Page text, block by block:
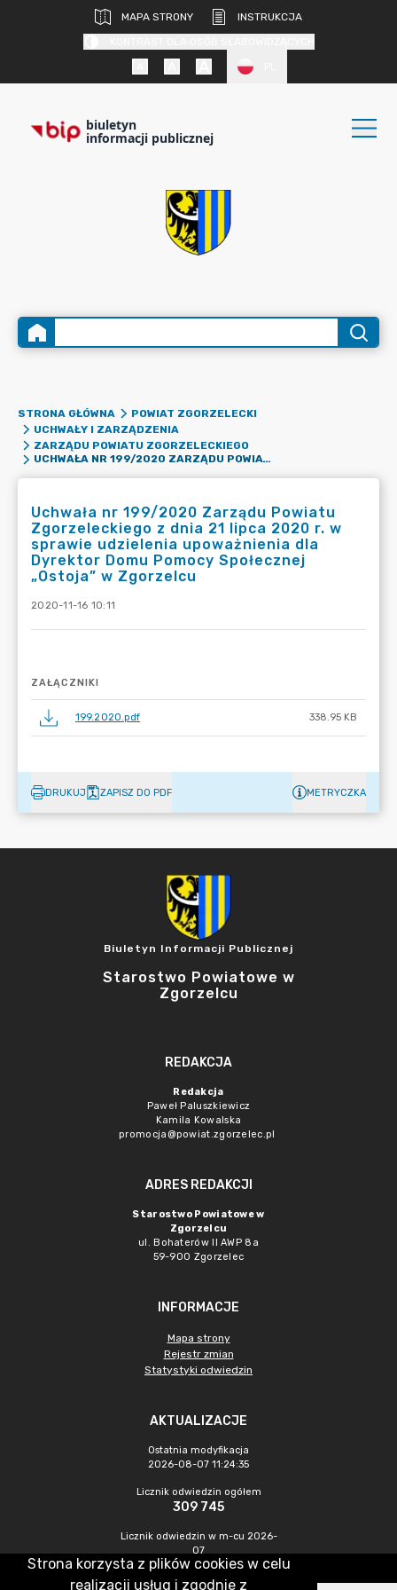
MAPA STRONY
INSTRUKCJA
biuletyn
informacji publicznej
STRONA GŁÓWNA
POWIAT ZGORZELECKI
UCHWAŁY I ZARZĄDZENIA
ZARZĄDU POWIATU ZGORZELECKIEGO
UCHWAŁA NR 199/2020 ZARZĄDU POWIATU ZGORZELECKIEGO Z DNIA 21 LIPCA 2020 R. W SPRAWIE UDZIELENIA UPOWAŻNIENIA DLA DYREKTOR DOMU POMOCY SPOŁECZNEJ „OSTOJA” W ZGORZELCU
Uchwała nr 199/2020 Zarządu Powiatu
Zgorzeleckiego z dnia 21 lipca 2020 r. w
sprawie udzielenia upoważnienia dla
Dyrektor Domu Pomocy Społecznej
„Ostoja” w Zgorzelcu
2020-11-16 10:11
ZAŁĄCZNIKI
199.2020.pdf 338.95 KB
DRUKUJ ZAPISZ DO PDF METRYCZKA
Biuletyn Informacji Publicznej
Starostwo Powiatowe w
Zgorzelcu
REDAKCJA
Redakcja
Paweł Paluszkiewicz
Kamila Kowalska
promocja@powiat.zgorzelec.pl
ADRES REDAKCJI
Starostwo Powiatowe w
Zgorzelcu
ul. Bohaterów II AWP 8a
59-900 Zgorzelec
INFORMACJE
Mapa strony
Rejestr zmian
Statystyki odwiedzin
AKTUALIZACJE
Ostatnia modyfikacja
2026-08-07 11:24:35
Licznik odwiedzin ogółem
309 745
Licznik odwiedzin w m-cu 2026-
07
443
Strona korzysta z plików cookies w celu
realizacji usług i zgodnie z